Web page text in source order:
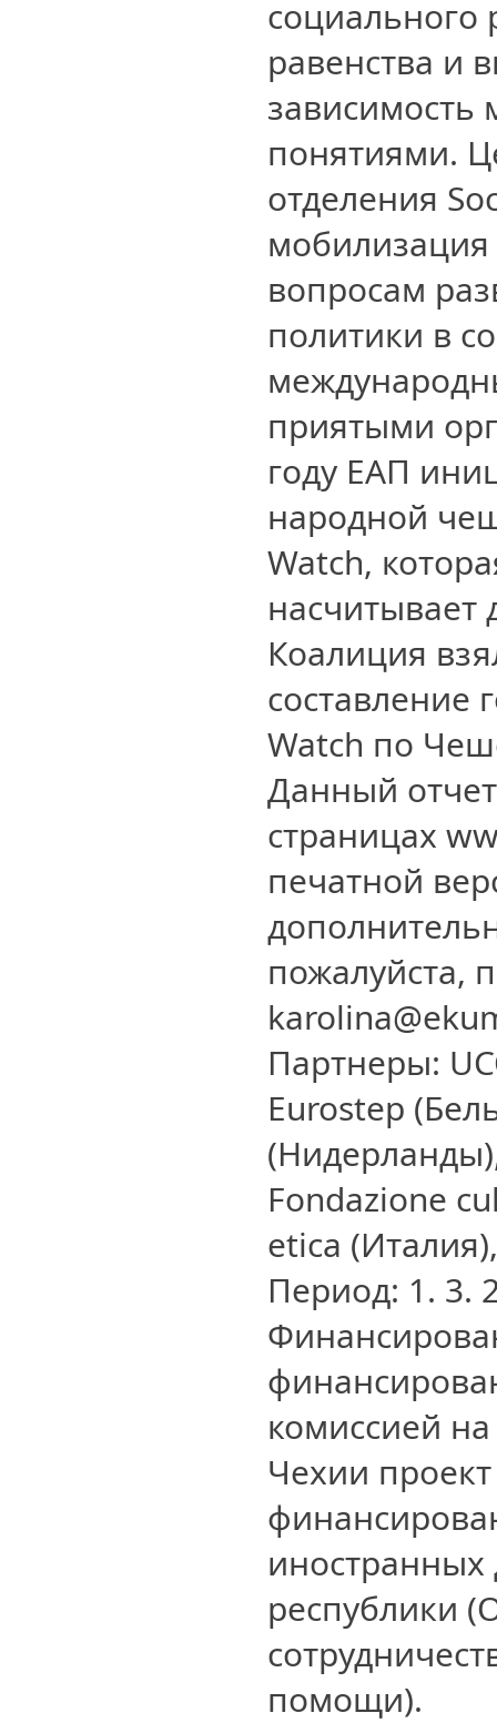
социального
равенства и
зависимость
понятиями.
отделения
вопросам
политики в
приятыми
году ЕАП
народной
Watch,
насчитывает
Коалиция
составление
Watch по
Данный
страницах
печатной
пожалуйста,
Партнеры:
Eurostep
Fondazione
etica
Период: 1. 3.
комиссией
Чехии
республики
помощи).